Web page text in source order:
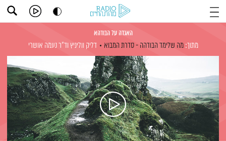
האגדה על הבודהא
מתוך: מה שלימד הבודהה - סדרת המבוא דליק ווליניץ וד"ר נעמה אושרי